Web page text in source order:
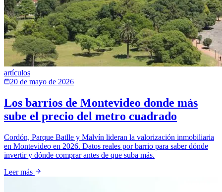
artículos
20 de mayo de 2026
Los barrios de Montevideo donde más
sube el precio del metro cuadrado
Cordón, Parque Batlle y Malvín lideran la valorización inmobiliaria
en Montevideo en 2026. Datos reales por barrio para saber dónde
invertir y dónde comprar antes de que suba más.
Leer más